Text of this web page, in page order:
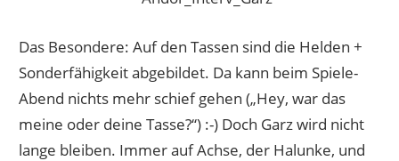
Das Besondere: Auf den Tassen sind die Helden +
Sonderfähigkeit abgebildet. Da kann beim Spiele-
Abend nichts mehr schief gehen („Hey, war das
meine oder deine Tasse?“) :-) Doch Garz wird nicht
lange bleiben. Immer auf Achse, der Halunke, und